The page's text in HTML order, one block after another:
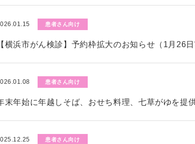
患者さん向け
【横浜市がん検診】予約枠拡大のお知らせ（1月26日
患者さん向け
末年始に年越しそば、おせち料理、七草がゆを提
患者さん向け